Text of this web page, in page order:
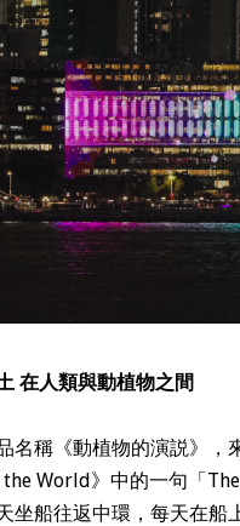
在人類與動植物之間
名稱《動植物的演説》，
World》中的一句「
坐船往返中環，每天在船